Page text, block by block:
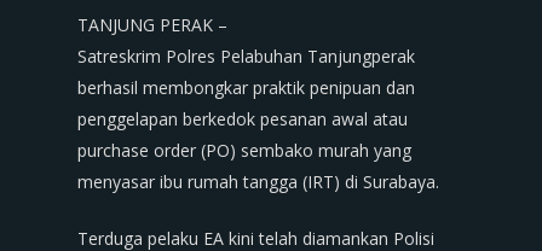
TANJUNG PERAK –
Satreskrim Polres Pelabuhan Tanjungperak
berhasil membongkar praktik penipuan dan
penggelapan berkedok pesanan awal atau
purchase order (PO) sembako murah yang
menyasar ibu rumah tangga (IRT) di Surabaya.
Terduga pelaku EA kini telah diamankan Polisi